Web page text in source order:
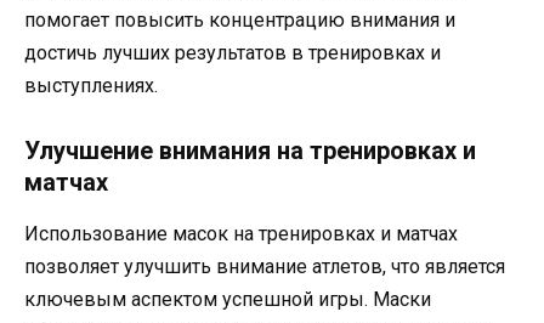
помогает повысить концентрацию внимания и
достичь лучших результатов в тренировках и
выступлениях.
Улучшение внимания на тренировках и
матчах
Использование масок на тренировках и матчах
позволяет улучшить внимание атлетов, что является
ключевым аспектом успешной игры. Маски